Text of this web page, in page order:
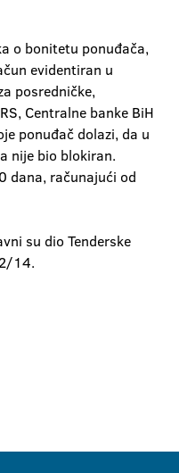
o bonitetu ponuđača,
evidentiran u
posredničke,
Centralne banke BiH
ponuđač dolazi, da u
nije bio blokiran.
dana, računajući od
su dio Tenderske
14.